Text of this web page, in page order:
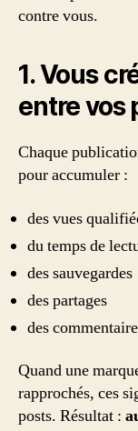
contre vous.
1. Vous
entre vos
Chaque
pour accumuler :
des vues
du temps de
des sauvegardes
des partages
des
Quand une
rapprochés, ces
posts. Résultat :